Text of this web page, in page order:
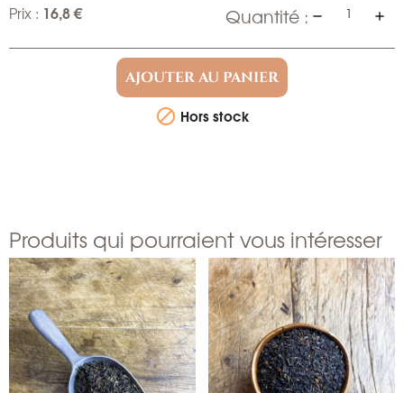
Prix : 16,8 € Quantité :
AJOUTER AU PANIER
 Hors stock
Produits qui pourraient vous intéresser